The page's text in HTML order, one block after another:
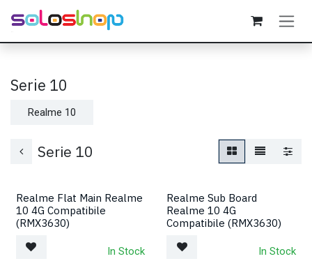
Passa al contenuto
Serie 10
Realme 10
Serie 10
Realme Flat Main Realme
10 4G Compatibile
(RMX3630)
In Stock
Realme Sub Board
Realme 10 4G
Compatibile (RMX3630)
In Stock